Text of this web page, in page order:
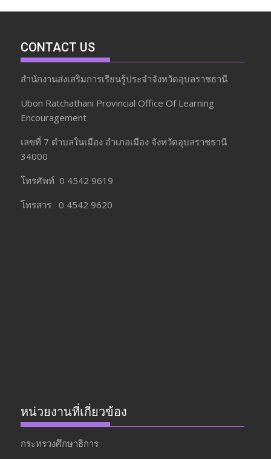
CONTACT US
สำนักงานส่งเสริมการเรียนรู้ประจำจังหวัดอุบลราชธานี
Ubon Ratchathani Provincial Office Of Learning
Encouragement
เลขที่ 7 ตำบลในเมือง อำเภอเมือง จังหวัดอุบลราชธานี
34000
โทรศัพท์ 0 4542 9619
โทรสาร 0 4542 9620
หน่วยงานที่เกี่ยวข้อง
กระทรวงศึกษาธิการ